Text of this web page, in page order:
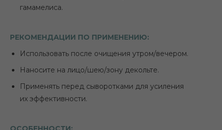
гамамелиса.
РЕКОМЕНДАЦИИ ПО ПРИМЕНЕНИЮ:
Использовать после очищения утром/вечером.
Наносите на лицо/шею/зону декольте.
Применять перед сыворотками для усиления
их эффективности.